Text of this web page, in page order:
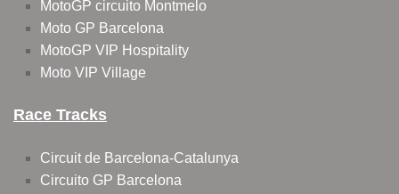
MotoGP circuito Montmelo
Moto GP Barcelona
MotoGP VIP Hospitality
Moto VIP Village
Race Tracks
Circuit de Barcelona-Catalunya
Circuito GP Barcelona